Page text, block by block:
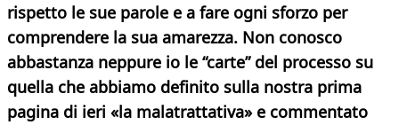
rispetto le sue parole e a fare ogni sforzo per
comprendere la sua amarezza. Non conosco
abbastanza neppure io le “carte” del processo su
quella che abbiamo definito sulla nostra prima
pagina di ieri «la malatrattativa» e commentato